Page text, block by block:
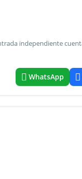
WhatsApp